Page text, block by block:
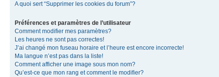
A quoi sert “Supprimer les cookies du forum”?
Préférences et paramètres de l’utilisateur
Comment modifier mes paramètres?
Les heures ne sont pas correctes!
J’ai changé mon fuseau horaire et l’heure est encore incorrecte!
Ma langue n’est pas dans la liste!
Comment afficher une image sous mon nom?
Qu’est-ce que mon rang et comment le modifier?